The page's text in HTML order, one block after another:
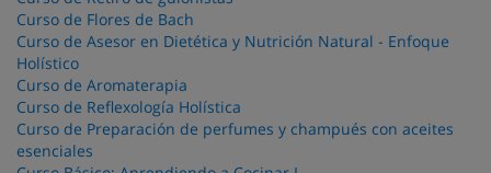
Curso de Flores de Bach
Curso de Asesor en Dietética y Nutrición Natural - Enfoque
Holístico
Curso de Aromaterapia
Curso de Reflexología Holística
Curso de Preparación de perfumes y champués con aceites
esenciales